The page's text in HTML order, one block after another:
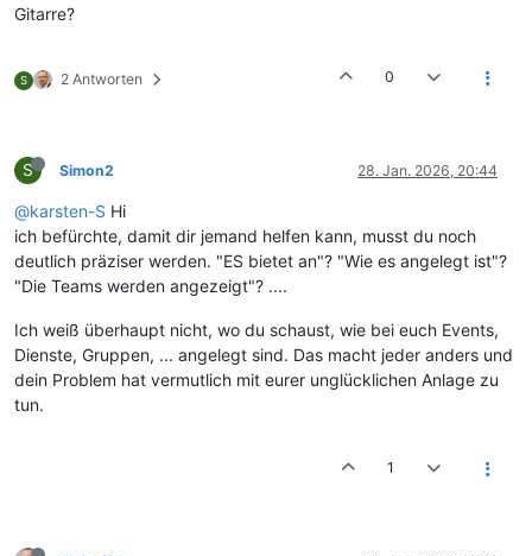
Gitarre?
S 2 Antworten 0
S Simon2 28. Jan. 2026, 20:44
@karsten-S Hi
ich befürchte, damit dir jemand helfen kann, musst du noch
deutlich präziser werden. "ES bietet an"? "Wie es angelegt ist"?
"Die Teams werden angezeigt"? ....
Ich weiß überhaupt nicht, wo du schaust, wie bei euch Events,
Dienste, Gruppen, ... angelegt sind. Das macht jeder anders und
dein Problem hat vermutlich mit eurer unglücklichen Anlage zu
tun.
1